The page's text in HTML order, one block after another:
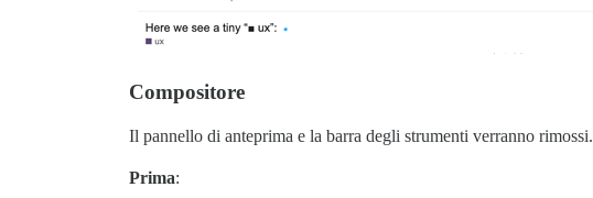
Compositore
Il pannello di anteprima e la barra degli strumenti verranno rimossi.
Prima: